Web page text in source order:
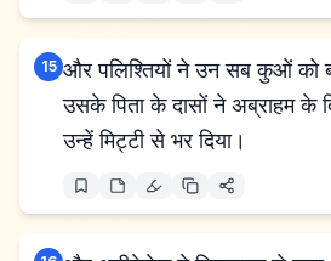
15 और पलिश्तियों ने उन सब कुओं को
उसके पिता के दासों ने अब्राहम के
उन्हें मिट्टी से भर दिया।